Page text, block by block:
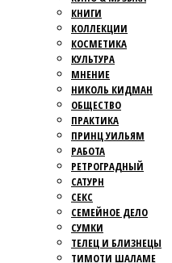
КНИГИ
КОЛЛЕКЦИИ
КОСМЕТИКА
КУЛЬТУРА
МНЕНИЕ
НИКОЛЬ КИДМАН
ОБЩЕСТВО
ПРАКТИКА
ПРИНЦ УИЛЬЯМ
РАБОТА
РЕТРОГРАДНЫЙ
САТУРН
СЕКС
СЕМЕЙНОЕ ДЕЛО
СУМКИ
ТЕЛЕЦ И БЛИЗНЕЦЫ
ТИМОТИ ШАЛАМЕ